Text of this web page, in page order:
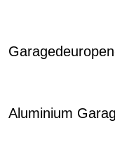
Aluminium